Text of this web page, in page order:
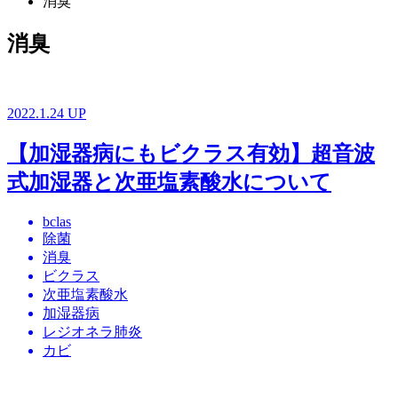
消臭
2022.1.24 UP
【加湿器病にもビクラス有効】超音波
式加湿器と次亜塩素酸水について
bclas
除菌
消臭
ビクラス
次亜塩素酸水
加湿器病
レジオネラ肺炎
カビ